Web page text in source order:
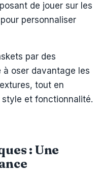
de jouer sur les
personnaliser
par des
à oser davantage les
tout en
et fonctionnalité.
: Une